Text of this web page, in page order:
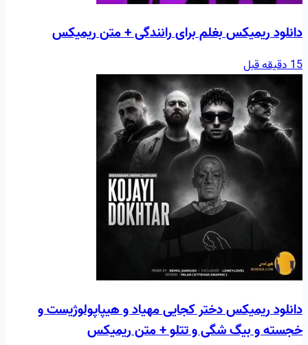
دانلود ریمیکس بغلم برای رانندگی + متن ریمیکس
15 دقیقه قبل
دانلود ریمیکس دختر کجایی مهیاد و هیپاپولوژیست و
خجسته و بیگ شگی و تتلو + متن ریمیکس